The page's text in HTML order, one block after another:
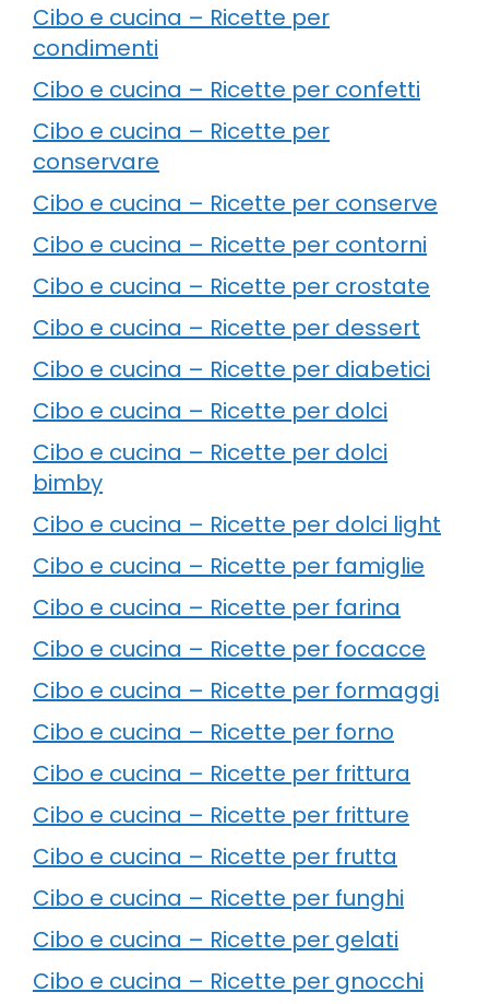
Cibo e cucina – Ricette per
condimenti
Cibo e cucina – Ricette per confetti
Cibo e cucina – Ricette per
conservare
Cibo e cucina – Ricette per conserve
Cibo e cucina – Ricette per contorni
Cibo e cucina – Ricette per crostate
Cibo e cucina – Ricette per dessert
Cibo e cucina – Ricette per diabetici
Cibo e cucina – Ricette per dolci
Cibo e cucina – Ricette per dolci
bimby
Cibo e cucina – Ricette per dolci light
Cibo e cucina – Ricette per famiglie
Cibo e cucina – Ricette per farina
Cibo e cucina – Ricette per focacce
Cibo e cucina – Ricette per formaggi
Cibo e cucina – Ricette per forno
Cibo e cucina – Ricette per frittura
Cibo e cucina – Ricette per fritture
Cibo e cucina – Ricette per frutta
Cibo e cucina – Ricette per funghi
Cibo e cucina – Ricette per gelati
Cibo e cucina – Ricette per gnocchi